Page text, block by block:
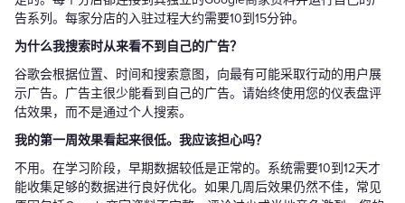
告系列。每家分店的入驻过程大约需要10到15分钟。
为什么我搜索时从来看不到自己的广告？
谷歌会根据位置、时间和搜索意图，向最有可能采取行动的用户展
示广告。广告主很少能看到自己的广告。请始终使用您的仪表盘评
估效果，而不是通过个人搜索。
我的第一周效果看起来很低。我应该担心吗？
不用。在学习阶段，早期数据较低是正常的。系统需要10到12天才
能收集足够的数据进行良好优化。如果几周后效果仍然不佳，常见